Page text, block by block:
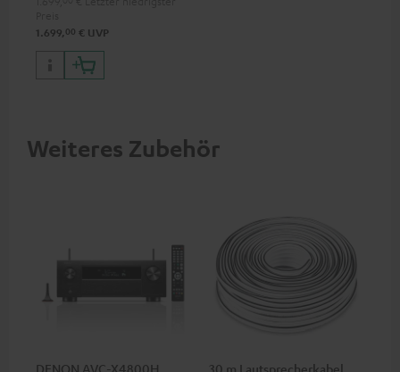
1.699, 00 € UVP
Weiteres Zubehör
DENON AVC-X4800H
30 m Lautsprecherkabel